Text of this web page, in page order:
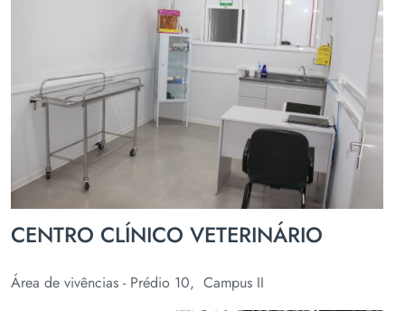
CENTRO CLÍNICO VETERINÁRIO
Área de vivências - Prédio 10, Campus II